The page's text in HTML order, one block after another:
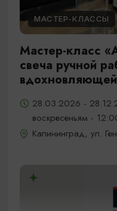
МАСТЕР-КЛАССЫ
Мастер-класс
свеча ручной
28.03.2026 -
воскресеньям -
Калининград, ул.